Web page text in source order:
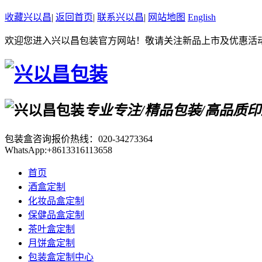
收藏兴以昌| 返回首页| 联系兴以昌| 网站地图 English
欢迎您进入兴以昌包装官方网站！敬请关注新品上市及优惠活
专业专注/精品包装/高品质
包装盒咨询报价热线： 020-34273364
WhatsApp:+8613316113658
首页
酒盒定制
化妆品盒定制
保健品盒定制
茶叶盒定制
月饼盒定制
包装盒定制中心